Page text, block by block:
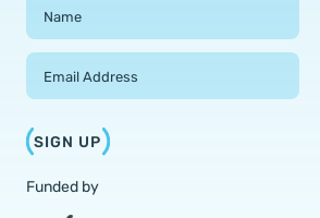
Field Group
Name
Email Address
SIGN UP
Funded by